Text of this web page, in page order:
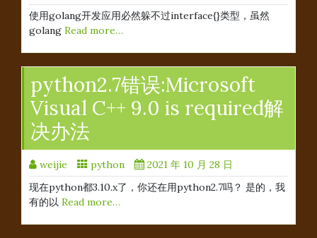
使用golang开发应用必然躲不过interface{}类型，虽然
golang Read more…
python2.7错误:Microsoft
Visual C++ 9.0 is required解
决办法
weijie python
2021 年 10 月 28 日
现在python都3.10.x了，你还在用python2.7吗？ 是的，我
有的以 Read more…